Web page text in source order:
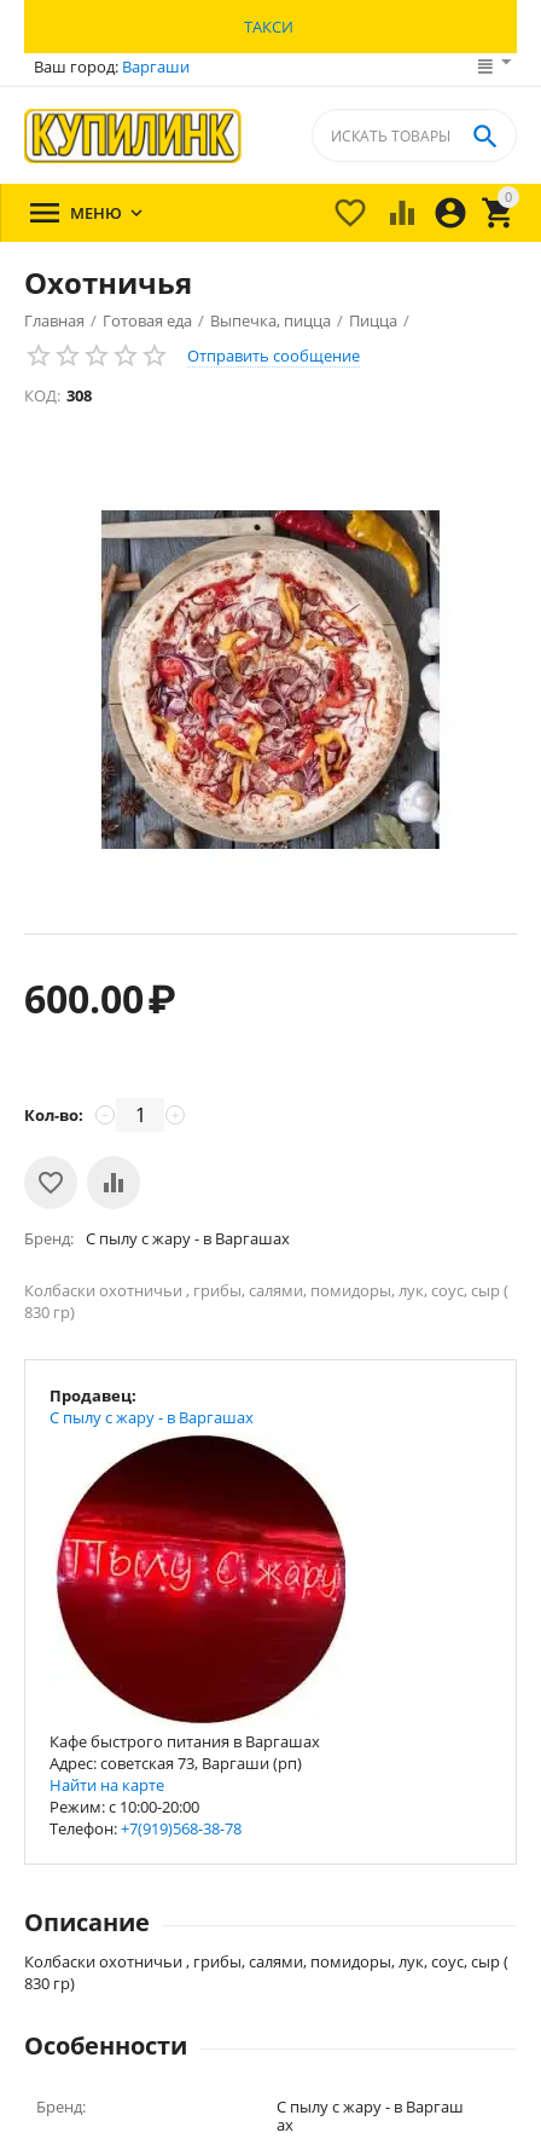
ТАКСИ
Ваш город: Варгаши
0


 

 МЕНЮ 
Охотничья
Главная / Готовая еда / Выпечка, пицца / Пицца /
Отправить сообщение
КОД: 308
600.00₽
Кол-во: +
−
Бренд С пылу с жару - в Варгашах
Колбаски охотничьи , грибы, салями, помидоры, лук, соус, сыр (
830 гр)
Продавец:
С пылу с жару - в Варгашах
Кафе быстрого питания в Варгашах
Адрес: советская 73, Варгаши (рп)
Найти на карте
Режим: с 10:00-20:00
Телефон:+7(919)568-38-78
Описание
Колбаски охотничьи , грибы, салями, помидоры, лук, соус, сыр (
830 гр)
Особенности
Бренд:
С пылу с жару - в Варгаш
ах